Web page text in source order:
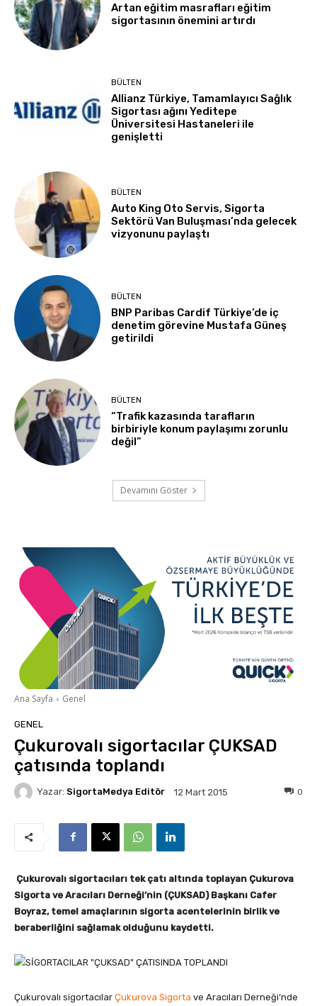
Artan eğitim masrafları eğitim
sigortasının önemini artırdı
BÜLTEN
Allianz Türkiye, Tamamlayıcı Sağlık
Sigortası ağını Yeditepe
Üniversitesi Hastaneleri ile
genişletti
BÜLTEN
Auto King Oto Servis, Sigorta
Sektörü Van Buluşması’nda gelecek
vizyonunu paylaştı
BÜLTEN
BNP Paribas Cardif Türkiye’de iç
denetim görevine Mustafa Güneş
getirildi
BÜLTEN
“Trafik kazasında tarafların
birbiriyle konum paylaşımı zorunlu
değil”
Devamını Göster